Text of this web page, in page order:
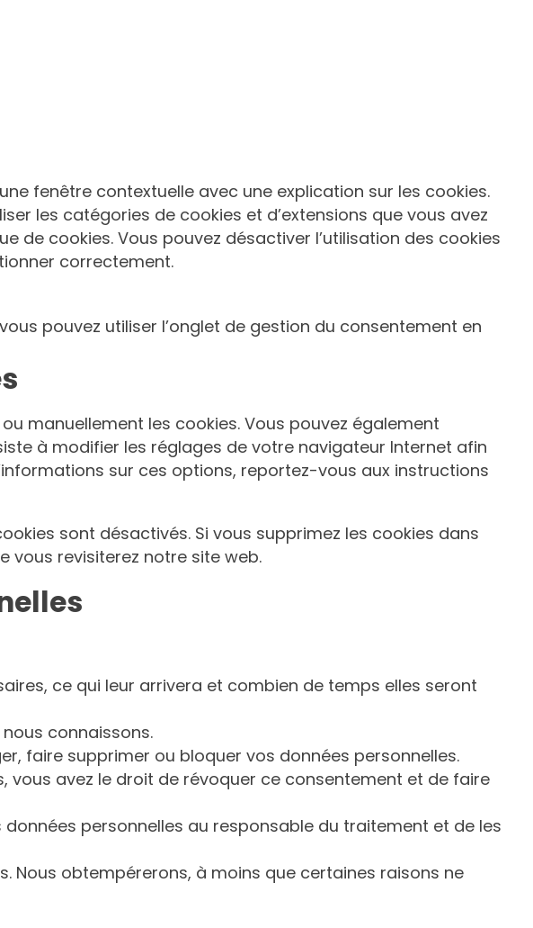
fenêtre contextuelle avec une explication sur les cookies.
les catégories de cookies et d’extensions que vous avez
cookies. Vous pouvez désactiver l’utilisation des cookies
correctement.
pouvez utiliser l’onglet de gestion du consentement en
manuellement les cookies. Vous pouvez également
à modifier les réglages de votre navigateur Internet afin
sur ces options, reportez-vous aux instructions
sont désactivés. Si vous supprimez les cookies dans
vous revisiterez notre site web.
ce qui leur arrivera et combien de temps elles seront
connaissons.
faire supprimer ou bloquer vos données personnelles.
avez le droit de révoquer ce consentement et de faire
personnelles au responsable du traitement et de les
Nous obtempérerons, à moins que certaines raisons ne